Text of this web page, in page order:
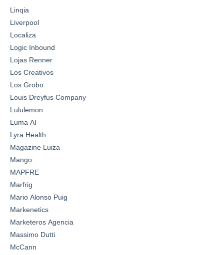
Linqia
Liverpool
Localiza
Logic Inbound
Lojas Renner
Los Creativos
Los Grobo
Louis Dreyfus Company
Lululemon
Luma AI
Lyra Health
Magazine Luiza
Mango
MAPFRE
Marfrig
Mario Alonso Puig
Markenetics
Marketeros Agencia
Massimo Dutti
McCann